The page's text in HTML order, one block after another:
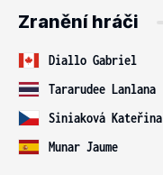
Zranění hráči
Diallo Gabriel
Tararudee Lanlana
Siniaková Kateřina
Munar Jaume